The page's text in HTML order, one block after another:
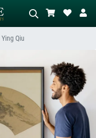
de scène – bijv. groene
abstract met veel rood, donker
staand naakt naast
een boom.
Ying Qiu